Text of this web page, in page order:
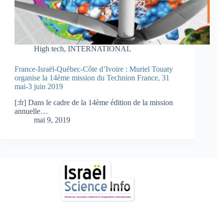
High tech, INTERNATIONAL
France-Israël-Québec-Côte d’Ivoire : Muriel Touaty
organise la 14ème mission du Technion France, 31
mai-3 juin 2019
[:fr] Dans le cadre de la 14ème édition de la mission
annuelle…
mai 9, 2019